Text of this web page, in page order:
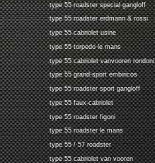
type 55 roadster special gangloff
type 55 roadster erdmann & rossi
type 55 cabriolet usine
type 55 torpedo le mans
type 55 cabriolet vanvooren rondoni
type 55 grand-sport embiricos
type 55 roadster sport gangloff
type 55 faux-cabriolet
type 55 roadster figoni
type 55 roadster le mans
type 55 / 57 roadster
type 55 cabriolet van vooren